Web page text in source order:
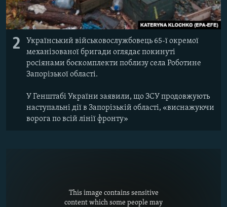
2
Український військовослужбовець 65-ї окремої
механізованої бригади оглядає покинуті
росіянами боєкомплекти поблизу села Роботине
Запорізької області.
У Генштабі України заявили, що ЗСУ продовжують
наступальні дії в Запорізькій області, «виснажуючи
ворога по всій лінії фронту»
This image contains sensitive
content which some people may